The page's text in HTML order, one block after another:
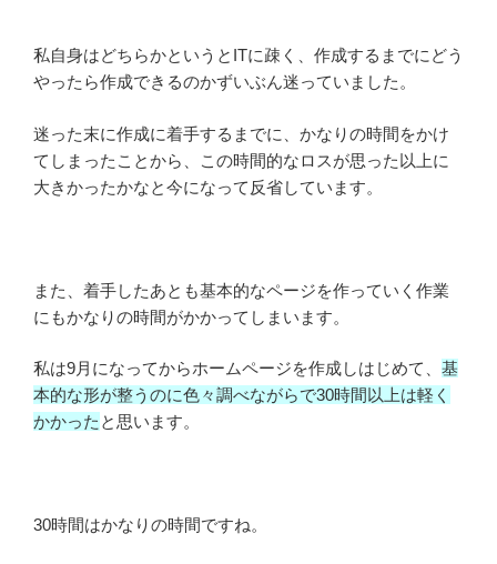
私自身はどちらかというとITに疎く、作成するまでにどう
やったら作成できるのかずいぶん迷っていました。
迷った末に作成に着手するまでに、かなりの時間をかけ
てしまったことから、この時間的なロスが思った以上に
大きかったかなと今になって反省しています。
また、着手したあとも基本的なページを作っていく作業
にもかなりの時間がかかってしまいます。
私は9月になってからホームページを作成しはじめて、 基
本的な形が整うのに色々調べながらで30時間以上は軽く
かかった と思います。
30時間はかなりの時間ですね。